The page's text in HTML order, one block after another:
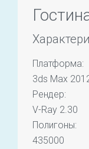
Платформа:
3ds Max
Рендер:
V-Ray 2.30
Полигоны:
435000